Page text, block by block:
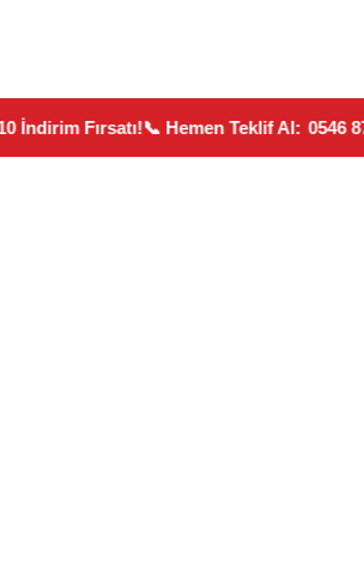
Fırsatı!📞 Hemen Teklif Al: 0546 877